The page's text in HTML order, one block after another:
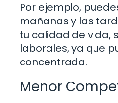
Por ejemplo,
mañanas y las
tu calidad de vida,
laborales, ya que
concentrada.
Menor